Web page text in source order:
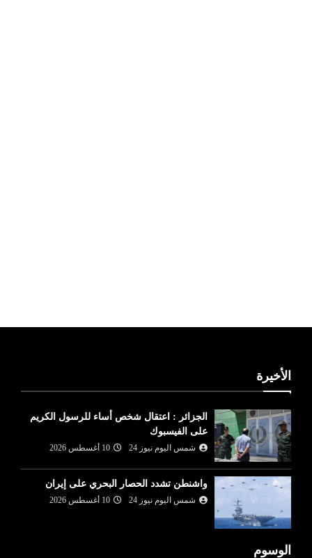
الأخيرة
الجزائر : اعتقال شخص أساء للرسول الكريم
على الفيسبوك
شمس اليوم نيوز 24 10 أغسطس 2026
واشنطن تشدد الحصار البحري على إيران
شمس اليوم نيوز 24 10 أغسطس 2026
الوسوم